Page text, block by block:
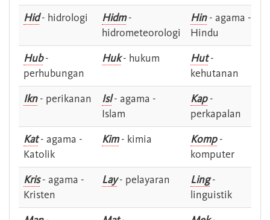
Hid- hidrologi Hidm-
hidrometeorologi
Hin- agama -
Hindu
Hub-
perhubungan
Huk- hukum Hut-
kehutanan
Ikn- perikanan Isl- agama -
Islam
Kap-
perkapalan
Kat- agama -
Katolik
Kim- kimia Komp-
komputer
Kris- agama -
Kristen
Lay- pelayaran Ling-
linguistik